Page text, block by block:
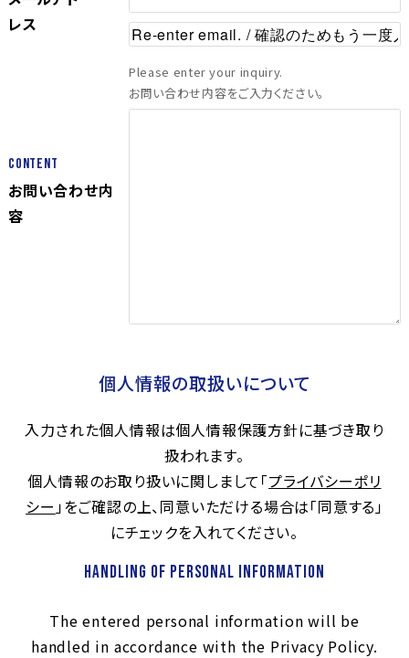
レス
Content
お問い合わせ内
容
Please enter your inquiry.
お問い合わせ内容をご入力ください。
個人情報の取扱いについて
入力された個人情報は個人情報保護方針に基づき取り
扱われます。
個人情報のお取り扱いに関しまして「プライバシーポリ
シー 」をご確認の上、同意いただける場合は「同意する」
にチェックを入れてください。
Handling of Personal Information
The entered personal information will be
handled in accordance with the Privacy Policy.